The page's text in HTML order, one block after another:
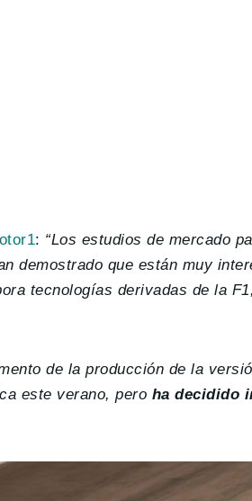
: “Los estudios de mercado
demostrado que están muy
tecnologías derivadas de la
de la producción de la
este verano, pero ha decidido